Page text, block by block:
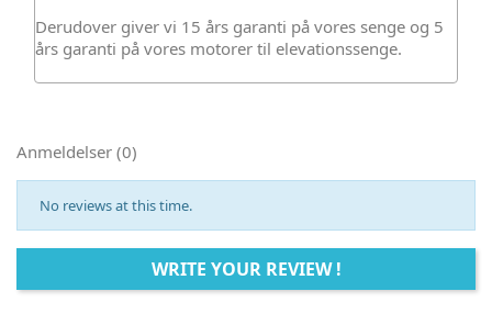
Derudover giver vi 15 års garanti på vores senge og 5
års garanti på vores motorer til elevationssenge.
Anmeldelser (0)
No reviews at this time.
WRITE YOUR REVIEW !